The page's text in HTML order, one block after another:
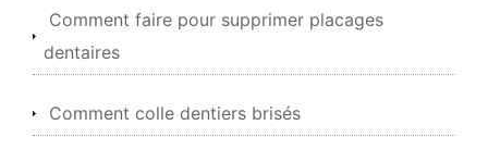
Comment faire pour supprimer placages
dentaires
Comment colle dentiers brisés